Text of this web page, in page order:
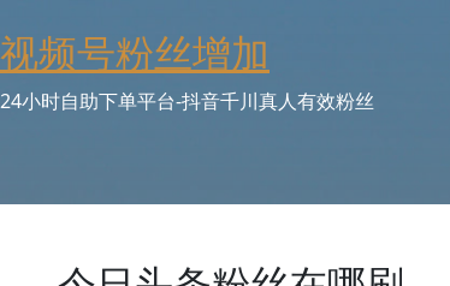
to
content
视频号粉丝增加
24小时自助下单平台-抖音千川真人有效粉丝